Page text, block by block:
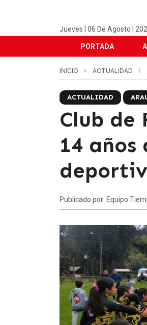
Jueves | 06 De Agosto |
PORTADA
INICIO ACTUALIDAD
ACTUALIDAD
Club de
14
Publicado por: Equipo